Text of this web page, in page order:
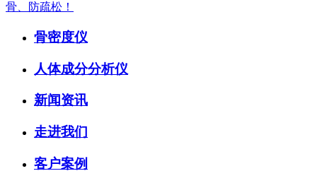
骨、防疏松！
骨密度仪
人体成分分析仪
新闻资讯
走进我们
客户案例